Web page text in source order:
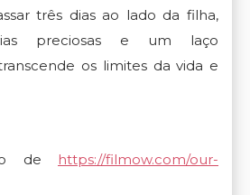
três dias ao lado da filha,
preciosas e um laço
os limites da vida e
de
https://filmow.com/our-